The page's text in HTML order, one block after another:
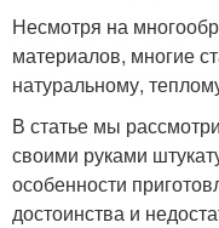
Несмотря на
материалов, многие
натуральному,
В статье мы
своими руками
особенности
достоинства и